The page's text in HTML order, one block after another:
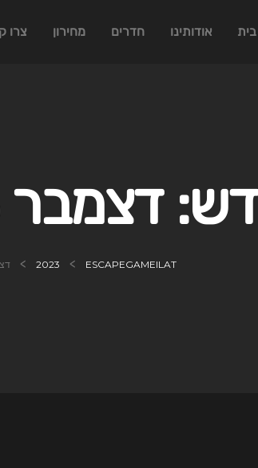
בית אודותינו חדרים מחירון צרו
דצמבר
ESCAPEGAMEILAT
>
2023
>